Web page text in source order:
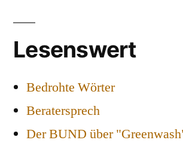
Lesenswert
Bedrohte Wörter
Beratersprech
Der BUND über